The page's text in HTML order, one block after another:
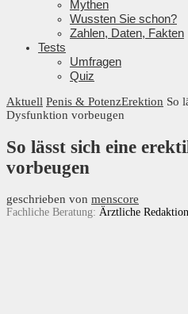
Mythen
Wussten Sie schon?
Zahlen, Daten, Fakten
Tests
Umfragen
Quiz
Aktuell Penis & PotenzErektion So
Dysfunktion vorbeugen
So lässt sich eine
vorbeugen
geschrieben von menscore
Fachliche Beratung: Ärztliche Redaktion